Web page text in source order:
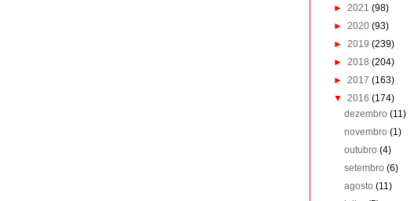
► 2021 (98)
► 2020 (93)
► 2019 (239)
► 2018 (204)
► 2017 (163)
▼ 2016 (174)
dezembro(11)
novembro(1)
outubro(4)
setembro(6)
agosto(11)